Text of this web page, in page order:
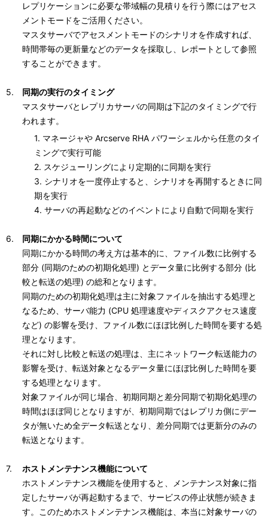
レプリケーションに必要な帯域幅の見積りを行う際にはアセス
メントモードをご活用ください。
マスタサーバでアセスメントモードのシナリオを作成すれば、
時間帯毎の更新量などのデータを採取し、レポートとして参照
することができます。
同期の実行のタイミング
マスタサーバとレプリカサーバの同期は下記のタイミングで行
われます。
1. マネージャや Arcserve RHA パワーシェルから任意のタイ
ミングで実行可能
2. スケジューリングにより定期的に同期を実行
3. シナリオを一度停止すると、シナリオを再開するときに同
期を実行
4. サーバの再起動などのイベントにより自動で同期を実行
同期にかかる時間について
同期にかかる時間の考え方は基本的に、ファイル数に比例する
部分 (同期のための初期化処理) とデータ量に比例する部分 (比
較と転送の処理) の総和となります。
同期のための初期化処理は主に対象ファイルを抽出する処理と
なるため、サーバ能力 (CPU 処理速度やディスクアクセス速度
など) の影響を受け、ファイル数にほぼ比例した時間を要する処
理となります。
それに対し比較と転送の処理は、主にネットワーク転送能力の
影響を受け、転送対象となるデータ量にほぼ比例した時間を要
する処理となります。
対象ファイルが同じ場合、初期同期と差分同期で初期化処理の
時間はほぼ同じとなりますが、初期同期ではレプリカ側にデー
タが無いため全データ転送となり、差分同期では更新分のみの
転送となります。
ホストメンテナンス機能について
ホストメンテナンス機能を使用すると、メンテナンス対象に指
定したサーバが再起動するまで、サービスの停止状態が続きま
す。このためホストメンテナンス機能は、本当に対象サーバの